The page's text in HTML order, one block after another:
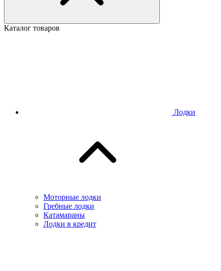
Каталог товаров
Лодки
Моторные лодки
Гребные лодки
Катамараны
Лодки в кредит